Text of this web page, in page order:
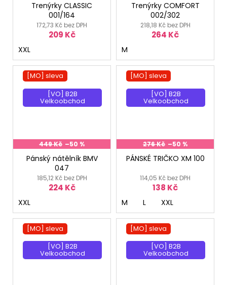
Trenýrky CLASSIC
001/164
172,73 Kč bez DPH
209 Kč
XXL
Trenýrky COMFORT
002/302
218,18 Kč bez DPH
264 Kč
M
[MO] sleva
[VO] B2B
Velkoobchod
449 Kč –50 %
Pánský nátělník BMV
047
185,12 Kč bez DPH
224 Kč
XXL
[MO] sleva
[VO] B2B
Velkoobchod
276 Kč –50 %
PÁNSKÉ TRIČKO XM 100
114,05 Kč bez DPH
138 Kč
M L XXL
[MO] sleva
[VO] B2B
Velkoobchod
[MO] sleva
[VO] B2B
Velkoobchod